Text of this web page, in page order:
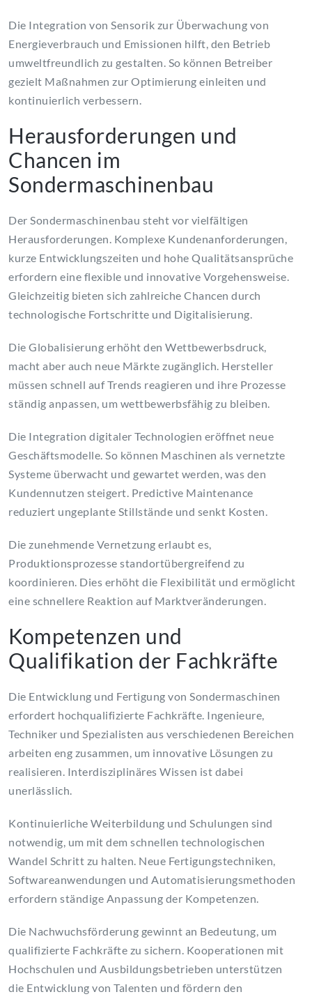
Die Integration von Sensorik zur Überwachung von
Energieverbrauch und Emissionen hilft, den Betrieb
umweltfreundlich zu gestalten. So können Betreiber
gezielt Maßnahmen zur Optimierung einleiten und
kontinuierlich verbessern.
Herausforderungen und
Chancen im
Sondermaschinenbau
Der Sondermaschinenbau steht vor vielfältigen
Herausforderungen. Komplexe Kundenanforderungen,
kurze Entwicklungszeiten und hohe Qualitätsansprüche
erfordern eine flexible und innovative Vorgehensweise.
Gleichzeitig bieten sich zahlreiche Chancen durch
technologische Fortschritte und Digitalisierung.
Die Globalisierung erhöht den Wettbewerbsdruck,
macht aber auch neue Märkte zugänglich. Hersteller
müssen schnell auf Trends reagieren und ihre Prozesse
ständig anpassen, um wettbewerbsfähig zu bleiben.
Die Integration digitaler Technologien eröffnet neue
Geschäftsmodelle. So können Maschinen als vernetzte
Systeme überwacht und gewartet werden, was den
Kundennutzen steigert. Predictive Maintenance
reduziert ungeplante Stillstände und senkt Kosten.
Die zunehmende Vernetzung erlaubt es,
Produktionsprozesse standortübergreifend zu
koordinieren. Dies erhöht die Flexibilität und ermöglicht
eine schnellere Reaktion auf Marktveränderungen.
Kompetenzen und
Qualifikation der Fachkräfte
Die Entwicklung und Fertigung von Sondermaschinen
erfordert hochqualifizierte Fachkräfte. Ingenieure,
Techniker und Spezialisten aus verschiedenen Bereichen
arbeiten eng zusammen, um innovative Lösungen zu
realisieren. Interdisziplinäres Wissen ist dabei
unerlässlich.
Kontinuierliche Weiterbildung und Schulungen sind
notwendig, um mit dem schnellen technologischen
Wandel Schritt zu halten. Neue Fertigungstechniken,
Softwareanwendungen und Automatisierungsmethoden
erfordern ständige Anpassung der Kompetenzen.
Die Nachwuchsförderung gewinnt an Bedeutung, um
qualifizierte Fachkräfte zu sichern. Kooperationen mit
Hochschulen und Ausbildungsbetrieben unterstützen
die Entwicklung von Talenten und fördern den